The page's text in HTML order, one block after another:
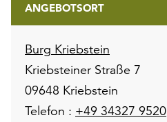
ANGEBOTSORT
Burg Kriebstein
Kriebsteiner Straße 7
09648 Kriebstein
Telefon : +49 34327 9520